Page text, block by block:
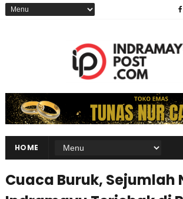
HOME
Cuaca Buruk, Sejumlah